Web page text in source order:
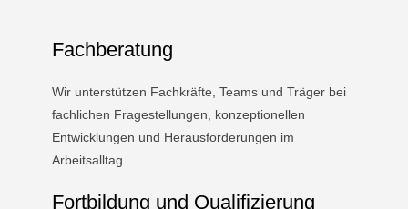
Fachberatung
Wir unterstützen Fachkräfte, Teams und Träger bei
fachlichen Fragestellungen, konzeptionellen
Entwicklungen und Herausforderungen im
Arbeitsalltag.
Fortbildung und Qualifizierung